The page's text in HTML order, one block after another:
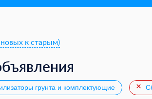
к старым)
грунта и комплектующие